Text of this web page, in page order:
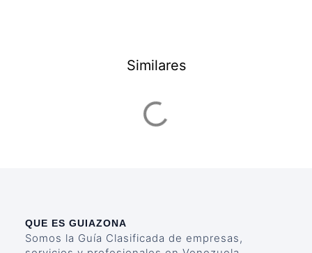
Similares
QUE ES GUIAZONA
Somos la Guía Clasificada de empresas,